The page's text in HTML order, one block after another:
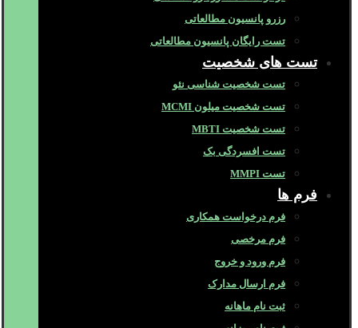
رزرو پانسیون مطالعاتی
تست رایگان پانسیون مطالعاتی
تست های شخصیت
تست شخصیت شناسی نئو
تست شخصیت میلون MCMI
تست شخصیت MBTI
تست افسردگی بک
تست MMPI
فرم ها
فرم درخواست همکاری
فرم مرخصی
فرم ورود و خروج
فرم ارسال مدارک
ثبت نام ماهانه